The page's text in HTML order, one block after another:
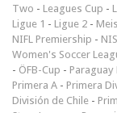
Two - Leagues Cup -
Ligue 1 - Ligue 2 -
NIFL Premiership -
Women's Soccer
- ÖFB-Cup - Paraguay
Primera A - Primera
División de Chile -